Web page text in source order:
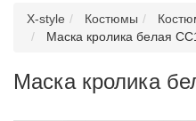
X-style Костюмы
Маска кролика белая
Маска кролика